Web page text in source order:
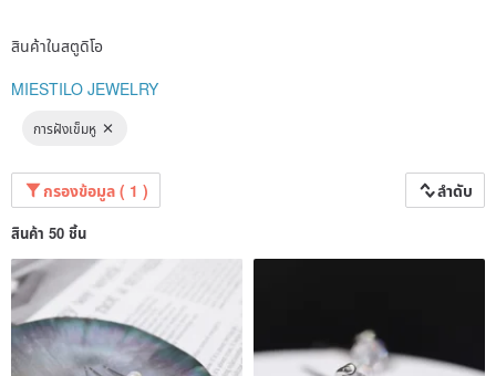
สินค้าในสตูดิโอ
MIESTILO JEWELRY
การฝังเข็มหู
กรองข้อมูล ( 1 ) ลำดับ
สินค้า 50 ชิ้น